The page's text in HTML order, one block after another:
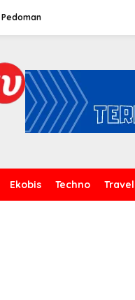
Pedoman
Ekobis Techno Travel